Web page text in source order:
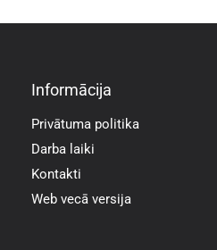
Informācija
Privātuma politika
Darba laiki
Kontakti
Web vecā versija